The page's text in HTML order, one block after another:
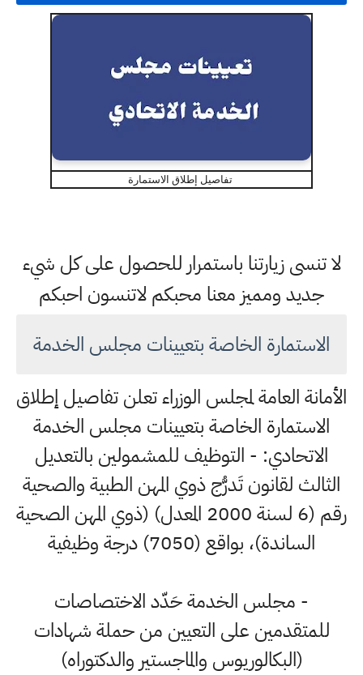
تفاصيل إطلاق الاستمارة
لا تنسى زيارتنا باستمرار للحصول على كل شيء
جديد ومميز معنا محبكم لاتنسون احبكم
الاستمارة الخاصة بتعيينات مجلس الخدمة
الأمانة العامة لمجلس الوزراء تعلن تفاصيل إطلاق
الاستمارة الخاصة بتعيينات مجلس الخدمة
الاتحادي: - التوظيف للمشمولين بالتعديل
الثالث لقانون تَدرُّج ذوي المهن الطبية والصحية
رقم (6 لسنة 2000 المعدل) (ذوي المهن الصحية
الساندة)، بواقع (7050) درجة وظيفية
- مجلس الخدمة حَدّد الاختصاصات
للمتقدمين على التعيين من حملة شهادات
(البكالوريوس والماجستير والدكتوراه)